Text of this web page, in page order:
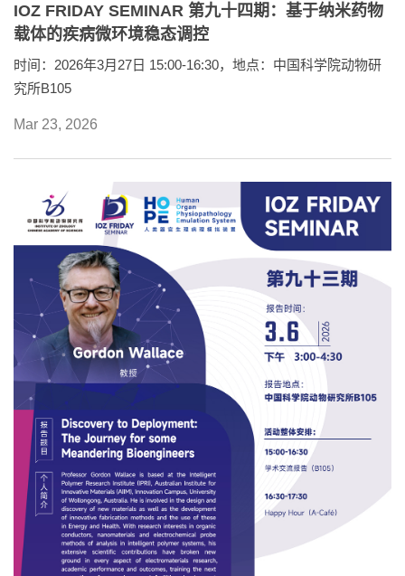
IOZ FRIDAY SEMINAR 第九十四期：基于纳米药物
载体的疾病微环境稳态调控
时间：2026年3月27日 15:00-16:30，地点：中国科学院动物研
究所B105
Mar 23, 2026